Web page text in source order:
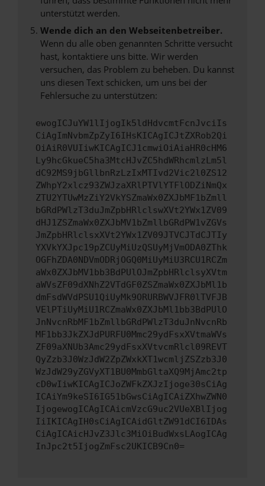
unterstützt werden.
Wende dich an den Webseitenbetreiber.
Wenn du alle oben genannten Schritte versucht
hast, kontaktiere uns bitte. Wir werden
versuchen, das Problem zu beheben. Du kannst
uns diesen Text schicken, um uns bei der
Fehlersuche zu unterstützen:
ewogICJuYW1lIjogIk5ldHdvcmtFcnJvciIs
CiAgImNvbmZpZyI6IHsKICAgICJtZXRob2Qi
OiAiR0VUIiwKICAgICJ1cmwiOiAiaHR0cHM6
Ly9hcGkueC5ha3MtcHJvZC5hdWRhcmlzLm5l
dC92MS9jbGllbnRzLzIxMTIvd2Vic2l0ZS12
ZWhpY2xlcz93ZWJzaXRlPTVlYTFlODZiNmQx
ZTU2YTUwMzZiY2VkYSZmaWx0ZXJbMF1bZmll
bGRdPWlzT3duJmZpbHRlclswXVt2YWx1ZV09
dHJ1ZSZmaWx0ZXJbMV1bZmllbGRdPW1vZGVs
JmZpbHRlclsxXVt2YWx1ZV09JTVCJTdCJTIy
YXVkYXJpc19pZCUyMiUzQSUyMjVmODA0ZThk
OGFhZDA0NDVmODRjOGQ0MiUyMiU3RCU1RCZm
aWx0ZXJbMV1bb3BdPUlOJmZpbHRlclsyXVtm
aWVsZF09dXNhZ2VTdGF0ZSZmaWx0ZXJbMl1b
dmFsdWVdPSU1QiUyMk9ORURBWVJFR0lTVFJB
VElPTiUyMiU1RCZmaWx0ZXJbMl1bb3BdPUlO
JnNvcnRbMF1bZmllbGRdPWlzT3duJnNvcnRb
MF1bb3JkZXJdPURFU0Mmc29ydFsxXVtmaWVs
ZF09aXNUb3Amc29ydFsxXVtvcmRlcl09REVT
QyZzb3J0WzJdW2ZpZWxkXT1wcmljZSZzb3J0
WzJdW29yZGVyXT1BU0MmbGltaXQ9MjAmc2tp
cD0wIiwKICAgICJoZWFkZXJzIjoge30sCiAg
ICAiYm9keSI6IG51bGwsCiAgICAiZXhwZWN0
IjogewogICAgICAicmVzcG9uc2VUeXBlIjog
IiIKICAgIH0sCiAgICAidGltZW91dCI6IDAs
CiAgICAicHJvZ3Jlc3MiOiBudWxsLAogICAg
InJpc2t5IjogZmFsc2UKICB9Cn0=